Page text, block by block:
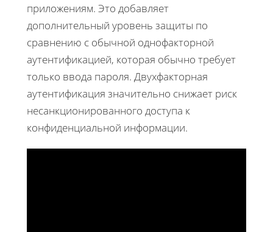
приложениям. Это добавляет
дополнительный уровень защиты по
сравнению с обычной однофакторной
аутентификацией, которая обычно требует
только ввода пароля. Двухфакторная
аутентификация значительно снижает риск
несанкционированного доступа к
конфиденциальной информации.